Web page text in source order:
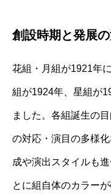
創設時期と発展
花組・月組が1921年
組が1924年、星組が
ました。各組誕生の
の対応・演目の多様
成や演出スタイルも
とに組自体のカラー